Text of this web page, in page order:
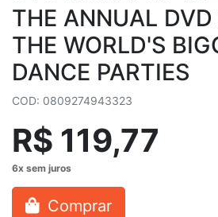
THE ANNUAL
THE WORLD'S
DANCE PARTIES
COD: 0809274943323
R$ 119,77
Comprar